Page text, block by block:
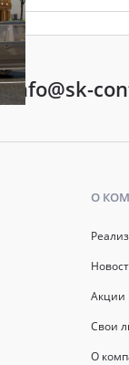
info@sk-
О
Акции
Свои
О